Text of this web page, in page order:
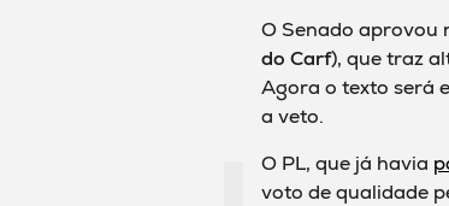
O Senado aprovou
do Carf), que traz
Agora o texto será
a veto.
O PL, que já havia
voto de qualidade